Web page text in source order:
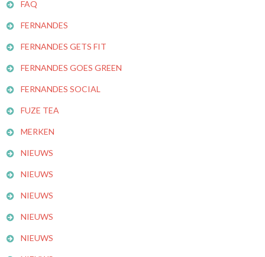
FAQ
FERNANDES
FERNANDES GETS FIT
FERNANDES GOES GREEN
FERNANDES SOCIAL
FUZE TEA
MERKEN
NIEUWS
NIEUWS
NIEUWS
NIEUWS
NIEUWS